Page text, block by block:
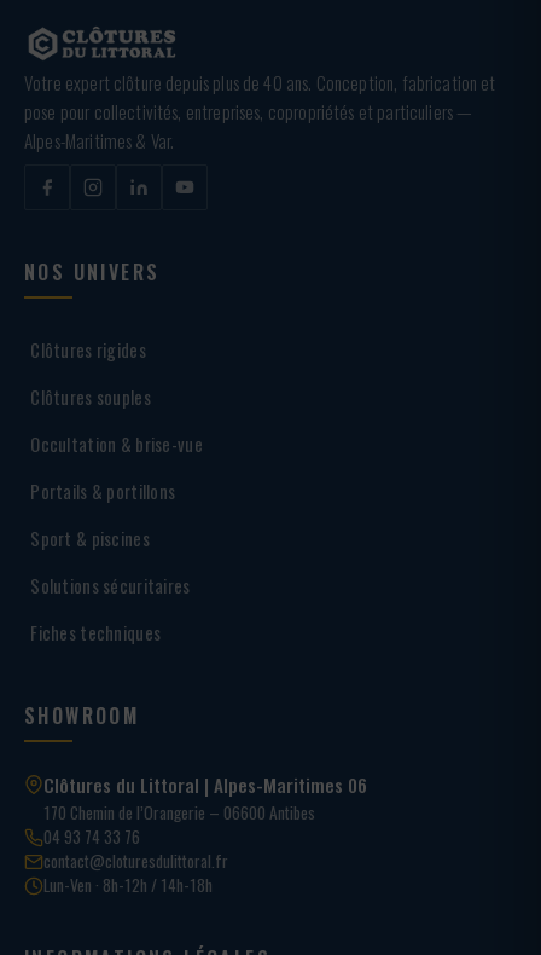
Votre expert clôture depuis plus de 40 ans. Conception, fabrication et
pose pour collectivités, entreprises, copropriétés et particuliers —
Alpes-Maritimes & Var.
NOS UNIVERS
Clôtures rigides
Clôtures souples
Occultation & brise-vue
Portails & portillons
Sport & piscines
Solutions sécuritaires
Fiches techniques
SHOWROOM
Clôtures du Littoral | Alpes-Maritimes 06
170 Chemin de l’Orangerie – 06600 Antibes
04 93 74 33 76
contact@cloturesdulittoral.fr
Lun-Ven · 8h-12h / 14h-18h